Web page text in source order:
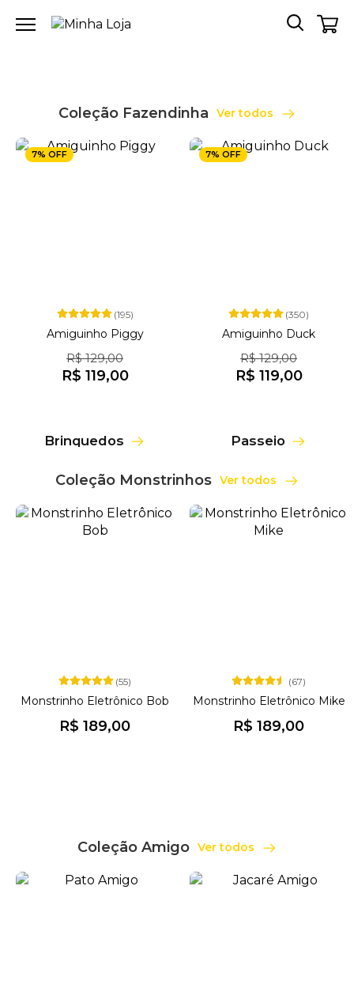
Coleção Fazendinha Ver todos
7% OFF
(195)
Amiguinho Piggy
R$ 129,00
R$ 119,00
7% OFF
(350)
Amiguinho Duck
R$ 129,00
R$ 119,00
Brinquedos Passeio
Coleção Monstrinhos Ver todos
(55)
Monstrinho Eletrônico Bob
R$ 189,00
(67)
Monstrinho Eletrônico Mike
R$ 189,00
Coleção Amigo Ver todos